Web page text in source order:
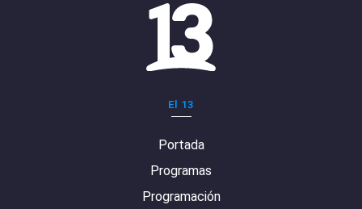
El 13
Portada
Programas
Programación